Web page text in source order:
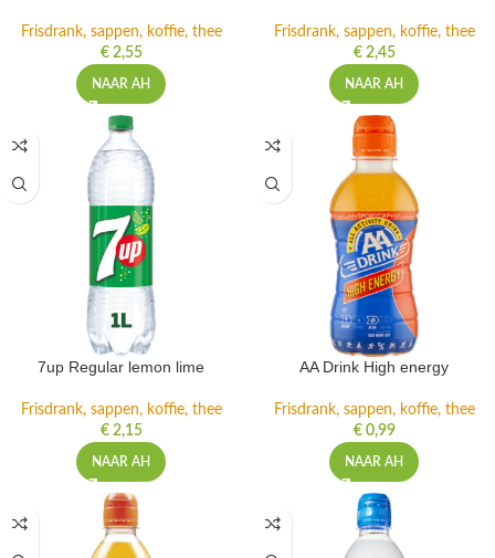
Frisdrank, sappen, koffie, thee
€2,55
NAAR AH
Frisdrank, sappen, koffie, thee
€2,45
NAAR AH
7up Regular lemon lime
Frisdrank, sappen, koffie, thee
€2,15
NAAR AH
AA Drink High energy
Frisdrank, sappen, koffie, thee
€0,99
NAAR AH